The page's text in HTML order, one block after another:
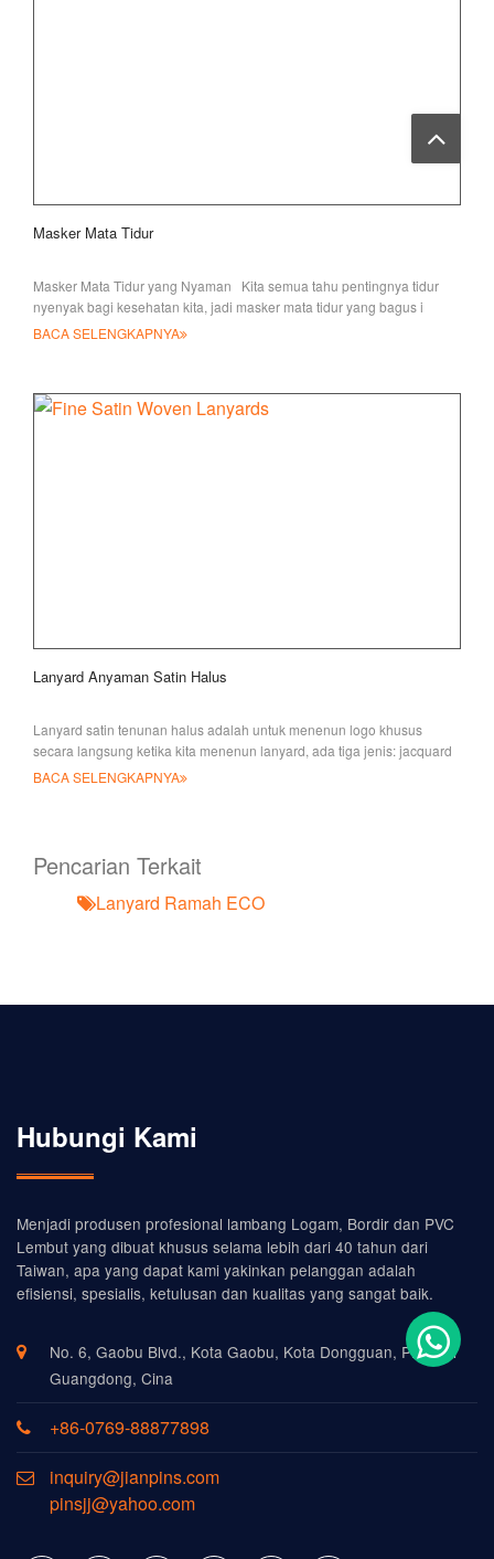
Masker Mata Tidur
Masker Mata Tidur yang Nyaman Kita semua tahu pentingnya tidur
nyenyak bagi kesehatan kita, jadi masker mata tidur yang bagus i
BACA SELENGKAPNYA
Lanyard Anyaman Satin Halus
Lanyard satin tenunan halus adalah untuk menenun logo khusus
secara langsung ketika kita menenun lanyard, ada tiga jenis: jacquard
lanya
BACA SELENGKAPNYA
Pencarian Terkait
Lanyard Ramah ECO
Hubungi Kami
Menjadi produsen profesional lambang Logam, Bordir dan PVC
Lembut yang dibuat khusus selama lebih dari 40 tahun dari
Taiwan, apa yang dapat kami yakinkan pelanggan adalah
efisiensi, spesialis, ketulusan dan kualitas yang sangat baik.
No. 6, Gaobu Blvd., Kota Gaobu, Kota Dongguan, Provinsi
Guangdong, Cina
+86-0769-88877898
inquiry@jianpins.com
pinsjj@yahoo.com